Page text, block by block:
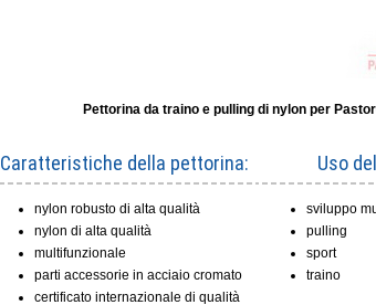
Pettorina da traino e pulling di nylon per
Caratteristiche della pettorina:
nylon robusto di alta qualità
nylon di alta qualità
multifunzionale
parti accessorie in acciaio cromato
certificato internazionale di qualità
Uso
sviluppo
pulling
sport
traino